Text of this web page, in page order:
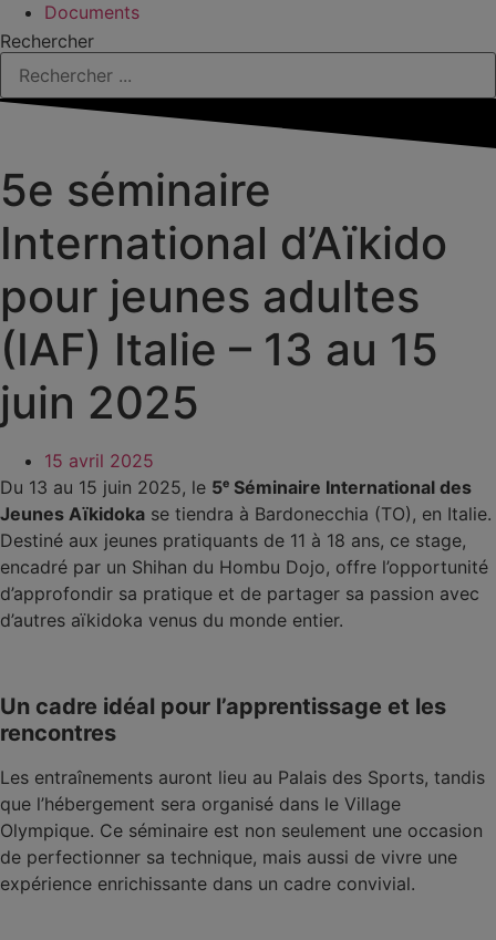
Documents
Rechercher
5e séminaire
International d’Aïkido
pour jeunes adultes
(IAF) Italie – 13 au 15
juin 2025
15 avril 2025
Du 13 au 15 juin 2025, le 5ᵉ Séminaire International des
Jeunes Aïkidoka se tiendra à Bardonecchia (TO), en Italie.
Destiné aux jeunes pratiquants de 11 à 18 ans, ce stage,
encadré par un Shihan du Hombu Dojo, offre l’opportunité
d’approfondir sa pratique et de partager sa passion avec
d’autres aïkidoka venus du monde entier.
Un cadre idéal pour l’apprentissage et les
rencontres
Les entraînements auront lieu au Palais des Sports, tandis
que l’hébergement sera organisé dans le Village
Olympique. Ce séminaire est non seulement une occasion
de perfectionner sa technique, mais aussi de vivre une
expérience enrichissante dans un cadre convivial.